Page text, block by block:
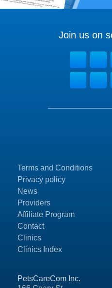
PetsCareCom Inc.
Terms and Conditions
Privacy policy
News
Providers
Affiliate Program
Contact
Clinics
Clinics Index
Join us on